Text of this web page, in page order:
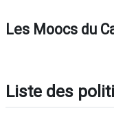
Les Moocs du
Liste des